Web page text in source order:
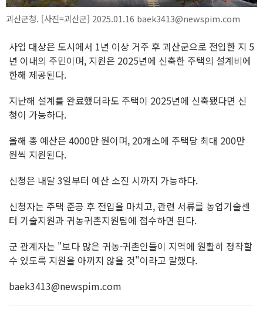
괴산군청. [사진=괴산군] 2025.01.16 baek3413@newspim.com
사업 대상은 도시에서 1년 이상 거주 후 괴산군으로 전입한 지 5
년 이내의 주민이며, 지원은 2025년에 신축한 주택의 설계비에
한해 제공된다.
지난해 설계를 완료했더라도 주택이 2025년에 신축됐다면 신
청이 가능하다.
올해 총 예산은 4000만 원이며, 20개소에 주택당 최대 200만
원씩 지원된다.
신청은 내달 3일부터 예산 소진 시까지 가능하다.
신청자는 주택 준공 후 전입을 마치고, 관련 서류를 농업기술센
터 기술지원과 귀농귀촌지원팀에 접수하면 된다.
군 관계자는 "보다 많은 귀농·귀촌인들이 지역에 원활히 정착할
수 있도록 지원을 아끼지 않을 것"이라고 말했다.
baek3413@newspim.com